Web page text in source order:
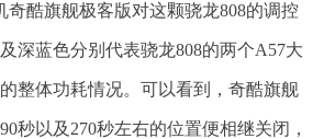
奇酷旗舰极客版对这颗骁龙808的调控
深蓝色分别代表骁龙808的两个A57大
整体功耗情况。可以看到，奇酷旗舰
秒以及270秒左右的位置便相继关闭，